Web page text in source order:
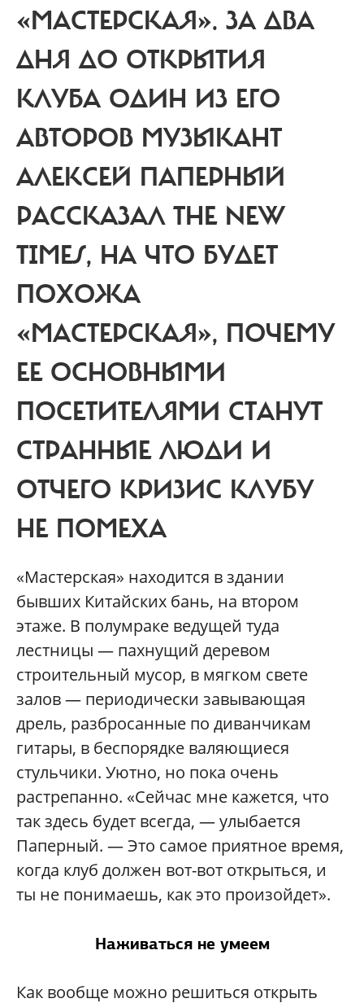
«МАСТЕРСКАЯ». ЗА ДВА
ДНЯ ДО ОТКРЫТИЯ
КЛУБА ОДИН ИЗ ЕГО
АВТОРОВ МУЗЫКАНТ
АЛЕКСЕЙ ПАПЕРНЫЙ
РАССКАЗАЛ THE NEW
TIMES, НА ЧТО БУДЕТ
ПОХОЖА
«МАСТЕРСКАЯ», ПОЧЕМУ
ЕЕ ОСНОВНЫМИ
ПОСЕТИТЕЛЯМИ СТАНУТ
СТРАННЫЕ ЛЮДИ И
ОТЧЕГО КРИЗИС КЛУБУ
НЕ ПОМЕХА
«Мастерская» находится в здании
бывших Китайских бань, на втором
этаже. В полумраке ведущей туда
лестницы — пахнущий деревом
строительный мусор, в мягком свете
залов — периодически завывающая
дрель, разбросанные по диванчикам
гитары, в беспорядке валяющиеся
стульчики. Уютно, но пока очень
растрепанно. «Сейчас мне кажется, что
так здесь будет всегда, — улыбается
Паперный. — Это самое приятное время,
когда клуб должен вот-вот открыться, и
ты не понимаешь, как это произойдет».
Наживаться не умеем
Как вообще можно решиться открыть